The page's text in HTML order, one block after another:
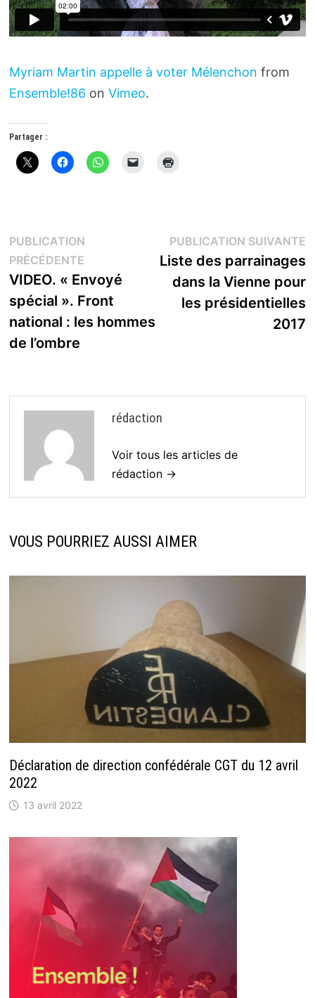
Myriam Martin appelle à voter Mélenchon from
Ensemble!86 on Vimeo.
Partager :
Navigation
de
l’article
PUBLICATION
PRÉCÉDENTEPublication
précédente :
VIDEO. « Envoyé
spécial ». Front
national : les hommes
de l’ombre
PUBLICATION SUIVANTE
Liste des parrainages
dans la Vienne pour
les présidentielles
2017
rédaction
Voir tous les articles de
rédaction →
VOUS POURRIEZ AUSSI AIMER
Déclaration de direction confédérale CGT du 12 avril
2022
13 avril 2022